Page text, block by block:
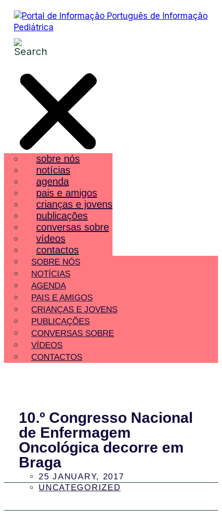
sobre nós
notícias
agenda
pais e amigos
crianças e jovens
publicações
conversas sobre
vídeos
contactos
SOBRE NÓS
NOTÍCIAS
AGENDA
PAIS E AMIGOS
CRIANÇAS E JOVENS
PUBLICAÇÕES
CONVERSAS SOBRE
VÍDEOS
CONTACTOS
10.º Congresso Nacional
de Enfermagem
Oncológica decorre em
Braga
25 JANUARY, 2017
UNCATEGORIZED